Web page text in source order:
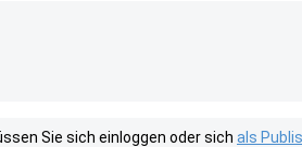
Sie sich einloggen oder sich als